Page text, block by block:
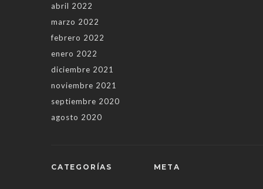
abril 2022
marzo 2022
febrero 2022
enero 2022
diciembre 2021
noviembre 2021
septiembre 2020
agosto 2020
CATEGORÍAS META